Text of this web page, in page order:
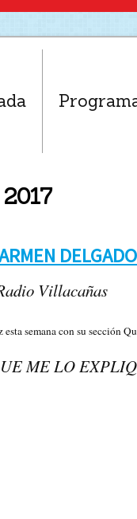
Villacañas
semana con su sección
ME LO